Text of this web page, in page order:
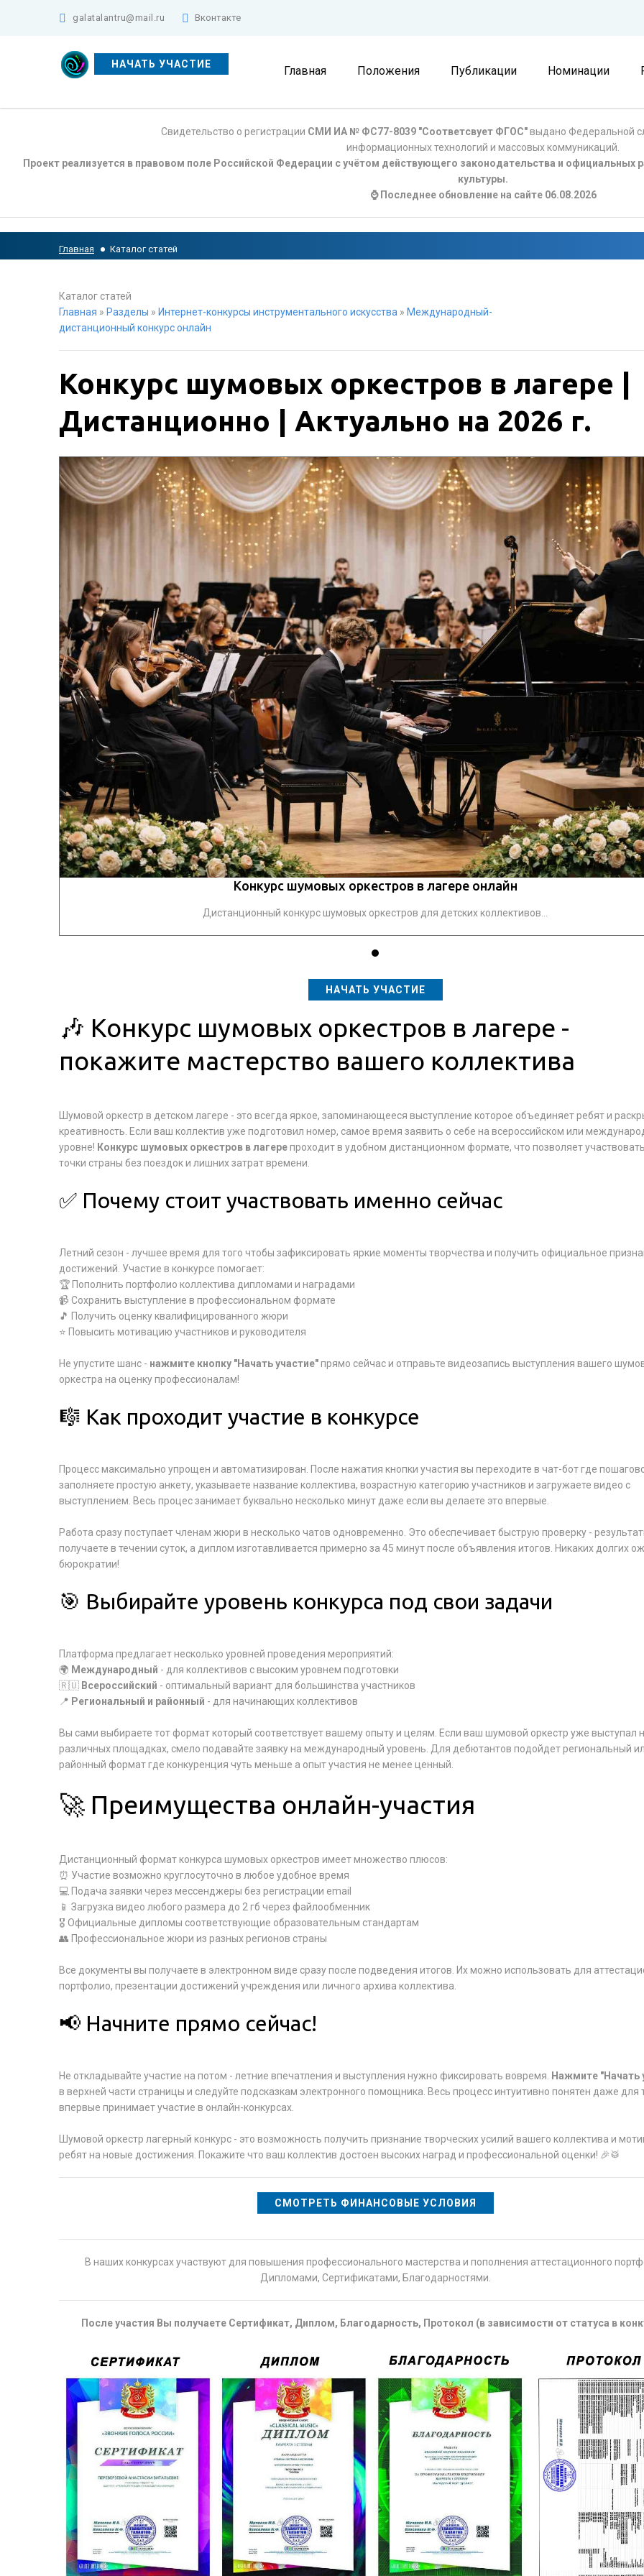
galatalantru@mail.ru Вконтакте
НАЧАТЬ УЧАСТИЕ
Главная Положения Публикации Номинации
Свидетельство о регистрации СМИ ИА № ФС77-8039 "Соответсвует ФГОС"выдано Федеральной
информационных технологий и массовых коммуникаций.
Проект реализуется в правовом поле Российской Федерации с учётом действующего законодательства и официальных
культуры.
⌚ Последнее обновление на сайте 06.08.2026
Главная Каталог статей
Каталог статей
Главная » Разделы » Интернет-конкурсы инструментального искусства » Международный-
дистанционный конкурс онлайн
Конкурс шумовых оркестров в лагере |
Дистанционно | Актуально на 2026 г.
Конкурс шумовых оркестров в лагере онлайн
Дистанционный конкурс шумовых оркестров для детских коллективов...
НАЧАТЬ УЧАСТИЕ
🎶 Конкурс шумовых оркестров в лагере -
покажите мастерство вашего коллектива
Шумовой оркестр в детском лагере - это всегда яркое, запоминающееся выступление которое объединяет ребят и
креативность. Если ваш коллектив уже подготовил номер, самое время заявить о себе на всероссийском или
уровне! Конкурс шумовых оркестров в лагерепроходит в удобном дистанционном формате, что позволяет
точки страны без поездок и лишних затрат времени.
✅ Почему стоит участвовать именно сейчас
Летний сезон - лучшее время для того чтобы зафиксировать яркие моменты творчества и получить официальное
достижений. Участие в конкурсе помогает:
🏆 Пополнить портфолио коллектива дипломами и наградами
📹 Сохранить выступление в профессиональном формате
🎵 Получить оценку квалифицированного жюри
⭐ Повысить мотивацию участников и руководителя
Не упустите шанс - нажмите кнопку "Начать участие"прямо сейчас и отправьте видеозапись выступления вашего
оркестра на оценку профессионалам!
🎼 Как проходит участие в конкурсе
Процесс максимально упрощен и автоматизирован. После нажатия кнопки участия вы переходите в чат-бот где
заполняете простую анкету, указываете название коллектива, возрастную категорию участников и загружаете видео с
выступлением. Весь процес занимает буквально несколько минут даже если вы делаете это впервые.
Работа сразу поступает членам жюри в несколько чатов одновременно. Это обеспечивает быструю проверку -
получаете в течении суток, а диплом изготавливается примерно за 45 минут после объявления итогов. Никаких долгих
бюрократии!
🎯 Выбирайте уровень конкурса под свои задачи
Платформа предлагает несколько уровней проведения мероприятий:
🌍 Международный - для коллективов с высоким уровнем подготовки
🇷🇺 Всероссийский - оптимальный вариант для большинства участников
📍 Региональный и районный - для начинающих коллективов
Вы сами выбираете тот формат который соответствует вашему опыту и целям. Если ваш шумовой оркестр уже выступал
различных площадках, смело подавайте заявку на международный уровень. Для дебютантов подойдет региональный
районный формат где конкуренция чуть меньше а опыт участия не менее ценный.
🚀 Преимущества онлайн-участия
Дистанционный формат конкурса шумовых оркестров имеет множество плюсов:
⏰ Участие возможно круглосуточно в любое удобное время
💻 Подача заявки через мессенджеры без регистрации email
📱 Загрузка видео любого размера до 2 гб через файлообменник
🎖 Официальные дипломы соответствующие образовательным стандартам
👥 Профессиональное жюри из разных регионов страны
Все документы вы получаете в электронном виде сразу после подведения итогов. Их можно использовать для
портфолио, презентации достижений учреждения или личного архива коллектива.
📢 Начните прямо сейчас!
Не откладывайте участие на потом - летние впечатления и выступления нужно фиксировать вовремя.
Нажмите "Начать
в верхней части страницы и следуйте подсказкам электронного помощника. Весь процесс интуитивно понятен даже для
впервые принимает участие в онлайн-конкурсах.
Шумовой оркестр лагерный конкурс - это возможность получить признание творческих усилий вашего коллектива и
ребят на новые достижения. Покажите что ваш коллектив достоен высоких наград и профессиональной оценки! 🎉🥁
СМОТРЕТЬ ФИНАНСОВЫЕ УСЛОВИЯ
В наших конкурсах участвуют для повышения профессионального мастерства и пополнения аттестационного
Дипломами, Сертификатами, Благодарностями.
После участия Вы получаете Сертификат, Диплом, Благодарность, Протокол (в зависимости от статуса в